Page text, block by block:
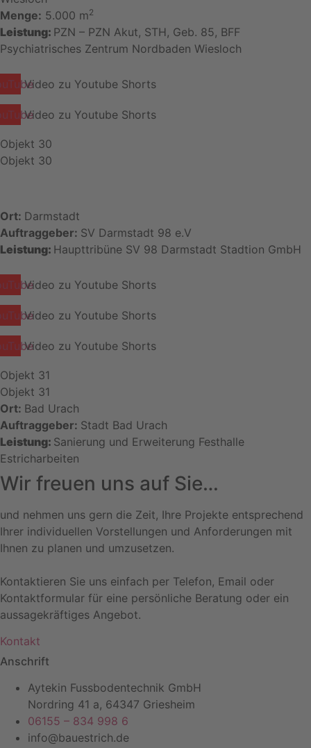
Menge: 5.000 m2
Leistung: PZN – PZN Akut, STH, Geb. 85, BFF
Psychiatrisches Zentrum Nordbaden Wiesloch
Video zu Youtube Shorts
Video zu Youtube Shorts
Objekt 30
Objekt 30
Ort: Darmstadt
Auftraggeber: SV Darmstadt 98 e.V
Leistung: Haupttribüne SV 98 Darmstadt Stadtion GmbH
Video zu Youtube Shorts
Video zu Youtube Shorts
Video zu Youtube Shorts
Objekt 31
Objekt 31
Ort: Bad Urach
Auftraggeber: Stadt Bad Urach
Leistung: Sanierung und Erweiterung Festhalle
Estricharbeiten
Wir freuen uns auf Sie…
und nehmen uns gern die Zeit, Ihre Projekte entsprechend
Ihrer individuellen Vorstellungen und Anforderungen mit
Ihnen zu planen und umzusetzen.
Kontaktieren Sie uns einfach per Telefon, Email oder
Kontaktformular für eine persönliche Beratung oder ein
aussagekräftiges Angebot.
Kontakt
Anschrift
Aytekin Fussbodentechnik GmbH
Nordring 41 a, 64347 Griesheim
06155 – 834 998 6
info@bauestrich.de